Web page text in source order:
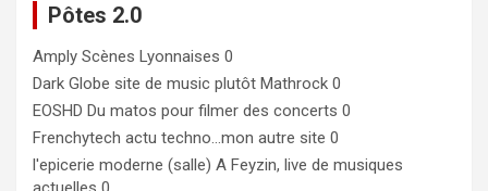
Pôtes 2.0
Amply Scènes Lyonnaises 0
Dark Globe site de music plutôt Mathrock 0
EOSHD Du matos pour filmer des concerts 0
Frenchytech actu techno…mon autre site 0
l'epicerie moderne (salle) A Feyzin, live de musiques